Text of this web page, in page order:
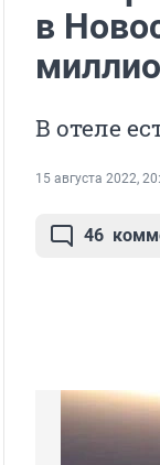
в
В отеле
15 августа 2022,
46